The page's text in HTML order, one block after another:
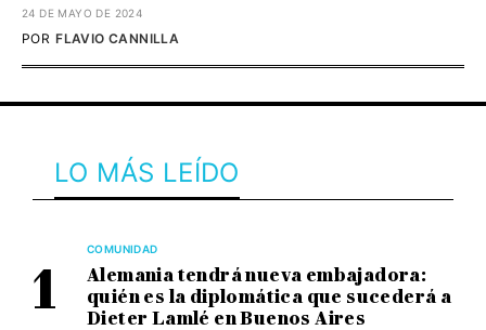
24 DE MAYO DE 2024
FLAVIO CANNILLA
POR
LO MÁS LEÍDO
COMUNIDAD
Alemania tendrá nueva embajadora:
quién es la diplomática que sucederá a
Dieter Lamlé en Buenos Aires